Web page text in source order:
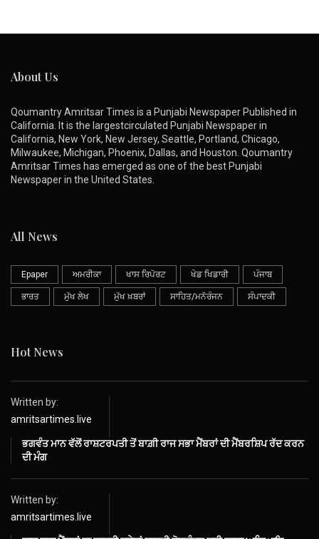
About Us
Qoumantry Amritsar Times is a Punjabi Newspaper Published in
California. It is the largestcirculated Punjabi Newspaper in
California, New York, New Jersey, Seattle, Portland, Chicago,
Milwaukee, Michigan, Phoenix, Dallas, and Houston. Qoumantry
Amritsar Times has emerged as one of the best Punjabi
Newspaper in the United States.
All News
Epaper ਅਮਰੀਕਾ ਖਾਸ ਰਿਪੋਰਟ ਖੇਡ ਖਿਡਾਰੀ ਪੰਜਾਬ
ਭਾਰਤ ਮੁੱਖ ਲੇਖ ਮੁੱਖ ਖ਼ਬਰਾਂ ਸਾਹਿਤ/ਮਨੋਰੰਜਨ ਸੰਪਾਦਕੀ
Hot News
Written by:
amritsartimes.live
ਭਗਵੰਤ ਮਾਨ ਵੱਲੋਂ ਰਾਸ਼ਟਰਪਤੀ ਤੋਂ ਬਾਗ਼ੀ ਰਾਜ ਸਭਾ ਮੈਂਬਰਾਂ ਦੀ ਮੈਂਬਰਸ਼ਿਪ ਰੱਦ ਕਰਨ
ਦੀ ਮੰਗ
Written by:
amritsartimes.live